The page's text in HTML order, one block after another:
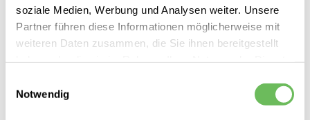
soziale Medien, Werbung und Analysen weiter. Unsere
Partner führen diese Informationen möglicherweise mit
weiteren Daten zusammen, die Sie ihnen bereitgestellt
Notwendig
Dieses Produkt ist exklusiv in unseren Filialen erhältlich. Prüfen Sie
mit einem Klick auf „Vor Ort verfügbar?", wo Ihre Größe vorrätig ist.